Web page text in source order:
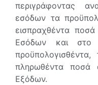
περιγράφοντας
εσόδων τα
εισπραχθέντα
Εσόδων και
πληρωθέντα ποσά
Εξόδων.